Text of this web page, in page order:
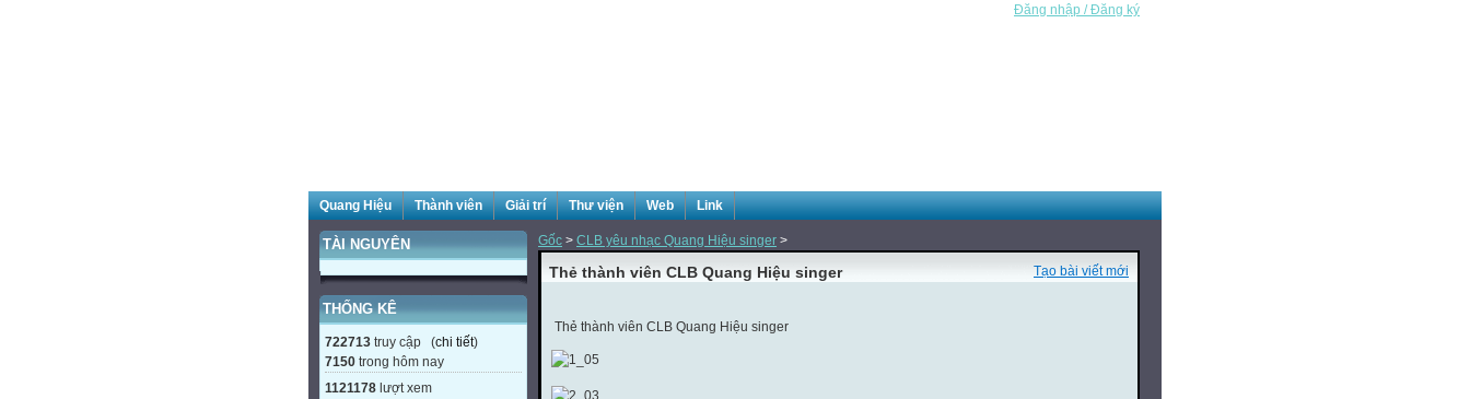
Đăng nhập / Đăng ký
Quang Hiệu Thành viên Giải trí Thư viện Web Link
TÀI NGUYÊN
THỐNG KÊ
722713 truy cập (chi tiết)
7150 trong hôm nay
1121178 lượt xem
Gốc > CLB yêu nhạc Quang Hiệu singer >
Tạo bài viết mới
Thẻ thành viên CLB Quang Hiệu singer
Thẻ thành viên CLB Quang Hiệu singer